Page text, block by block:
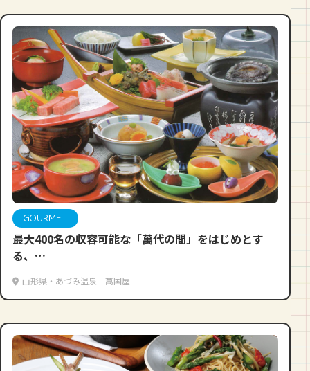
GOURMET
最大400名の収容可能な「萬代の間」をはじめとす
る、
山形県・あづみ温泉 萬国屋